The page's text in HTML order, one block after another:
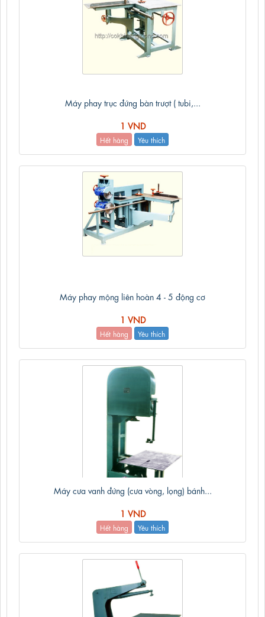
Máy phay trục đứng bàn trượt ( tubi,...
1 VND
Hết hàng Yêu thích
Máy phay mộng liên hoàn 4 - 5 động cơ
1 VND
Hết hàng Yêu thích
Máy cưa vanh đứng (cưa vòng, lọng) bánh...
1 VND
Hết hàng Yêu thích